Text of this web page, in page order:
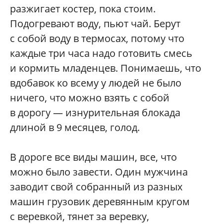
разжигает костер, пока стоим.
Подогревают воду, пьют чай. Берут
с собой воду в термосах, потому что
каждые три часа надо готовить смесь
и кормить младенцев. Понимаешь, что
вдобавок ко всему у людей не было
ничего, что можно взять с собой
в дорогу — изнурительная блокада
длиной в 9 месяцев, голод.
В дороге все виды машин, все, что
можно было завести. Один мужчина
заводит свой собранный из разных
машин грузовик деревянным кругом
с веревкой, тянет за веревку,